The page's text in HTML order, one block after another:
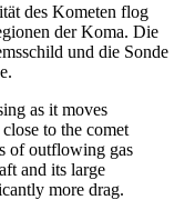
des Kometen flog
der Koma. Die
und die Sonde
as it moves
to the comet
of outflowing gas
and its large
more drag.